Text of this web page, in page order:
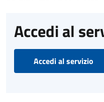
Accedi al
Accedi al servizio